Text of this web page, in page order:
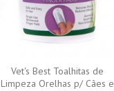
Vet's Best Toalhitas de
Limpeza Orelhas p/ Cães e